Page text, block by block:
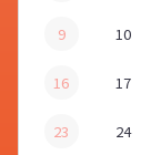
9 10
16 17
23 24